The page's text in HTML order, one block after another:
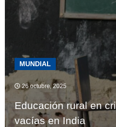
MUNDIAL
26 octubre, 2025
Educación rural en
vacías en India